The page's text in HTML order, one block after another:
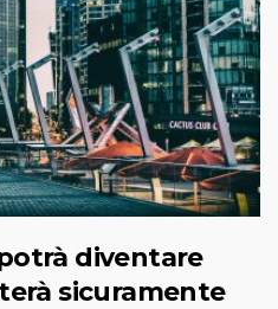
diventare
sicuramente